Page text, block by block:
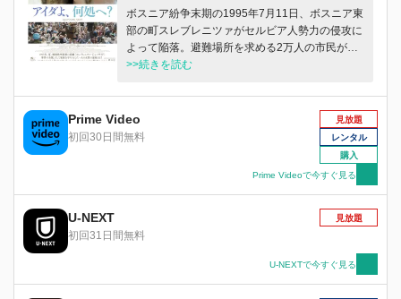
ボスニア紛争末期の1995年7月11日、ボスニア東
部の町スレブレニツァがセルビア人勢力の侵攻に
よって陥落。避難場所を求める2万人の市民が、
町の外れにある国連施設に殺到した。国連保護軍
引に施設内に招き入れるが、町を支配したムラデ
ィッチ将軍率いるセルビア人勢力は、国連軍との
合意を一方的に破り、避難民の“移送”とおぞまし
い処刑を開始する。愛する家族と同胞たちの命を
守るため、アイダはあらゆる手を尽くそうと施設
>>続きを読む
Prime Video
初回30日間無料
見放題
レンタル
購入
Prime Videoで今すぐ見る
U-NEXT
初回31日間無料
見放題
U-NEXTで今すぐ見る